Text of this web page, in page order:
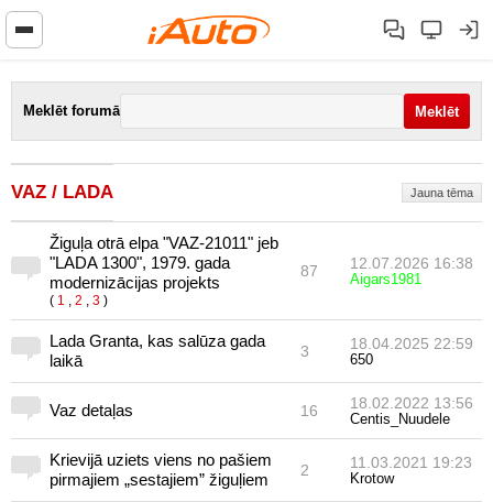
Meklēt forumā
VAZ / LADA Jauna tēma
Žiguļa otrā elpa "VAZ-21011" jeb
"LADA 1300", 1979. gada
modernizācijas projekts
( 1 , 2 , 3 )
87 12.07.2026 16:38
Aigars1981
Lada Granta, kas salūza gada
laikā
3 18.04.2025 22:59
650
Vaz detaļas 16 18.02.2022 13:56
Centis_Nuudele
Krievijā uziets viens no pašiem
pirmajiem „sestajiem” žiguļiem
2 11.03.2021 19:23
Krotow